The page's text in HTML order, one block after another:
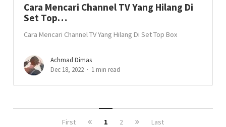
Cara Mencari Channel TV Yang Hilang Di
Set Top…
Cara Mencari Channel TV Yang Hilang Di Set Top Box
Achmad Dimas
Dec 18, 2022
1 min read
First 1 2 Last